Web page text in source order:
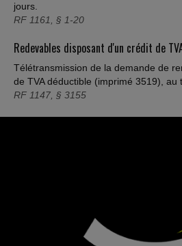
jours.
RF 1161, § 1-20
Redevables disposant d'un crédit de
Télétransmission de la demande de
de TVA déductible (imprimé 3519), au
RF 1147, § 3155